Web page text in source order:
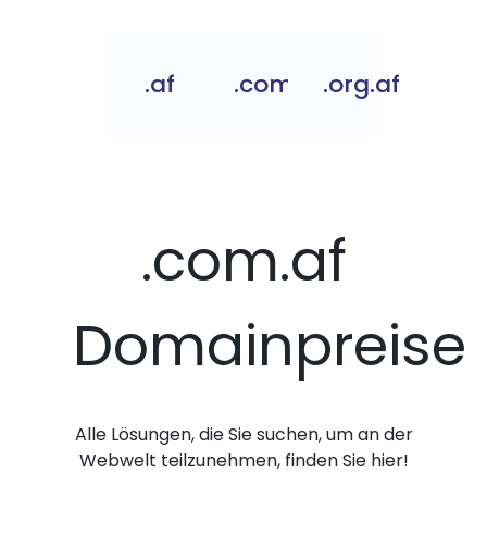
.af .com.af .org.af
.com.af
Domainpreise
Alle Lösungen, die Sie suchen, um an der
Webwelt teilzunehmen, finden Sie hier!